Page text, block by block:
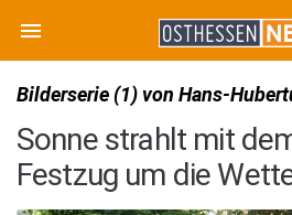
Bilderserie (1) von Hans-
Sonne strahlt mit
Festzug um die